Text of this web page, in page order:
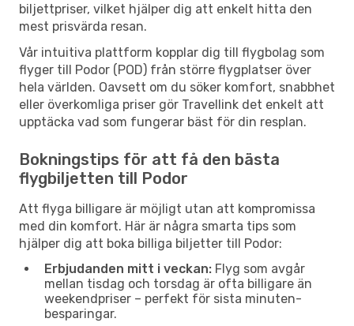
biljettpriser, vilket hjälper dig att enkelt hitta den
mest prisvärda resan.
Vår intuitiva plattform kopplar dig till flygbolag som
flyger till Podor (POD) från större flygplatser över
hela världen. Oavsett om du söker komfort, snabbhet
eller överkomliga priser gör Travellink det enkelt att
upptäcka vad som fungerar bäst för din resplan.
Bokningstips för att få den bästa
flygbiljetten till Podor
Att flyga billigare är möjligt utan att kompromissa
med din komfort. Här är några smarta tips som
hjälper dig att boka billiga biljetter till Podor:
Erbjudanden mitt i veckan: Flyg som avgår
mellan tisdag och torsdag är ofta billigare än
weekendpriser – perfekt för sista minuten-
besparingar.